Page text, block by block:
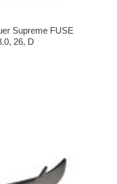
Supreme FUSE
26, D